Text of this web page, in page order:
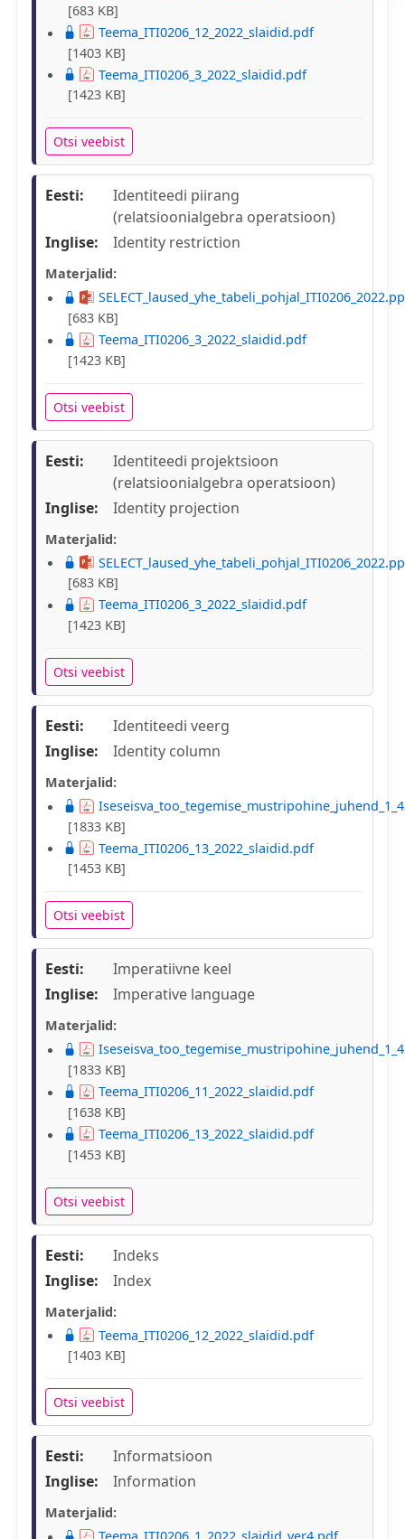
[683 KB]
Teema_ITI0206_12_2022_slaidid.pdf
[1403 KB]
Teema_ITI0206_3_2022_slaidid.pdf
[1423 KB]
Otsi veebist
Eesti:
Identiteedi piirang
(relatsioonialgebra operatsioon)
Inglise:
Identity restriction
Materjalid:
[683 KB]
Teema_ITI0206_3_2022_slaidid.pdf
[1423 KB]
Otsi veebist
Eesti:
Identiteedi projektsioon
(relatsioonialgebra operatsioon)
Inglise:
Identity projection
Materjalid:
[683 KB]
Teema_ITI0206_3_2022_slaidid.pdf
[1423 KB]
Otsi veebist
Eesti:
Identiteedi veerg
Inglise:
Identity column
Materjalid:
[1833 KB]
Teema_ITI0206_13_2022_slaidid.pdf
[1453 KB]
Otsi veebist
Eesti:
Imperatiivne keel
Inglise:
Imperative language
Materjalid:
[1833 KB]
Teema_ITI0206_11_2022_slaidid.pdf
[1638 KB]
Teema_ITI0206_13_2022_slaidid.pdf
[1453 KB]
Otsi veebist
Eesti:
Indeks
Inglise:
Index
Materjalid:
Teema_ITI0206_12_2022_slaidid.pdf
[1403 KB]
Otsi veebist
Eesti:
Informatsioon
Inglise:
Information
Materjalid: